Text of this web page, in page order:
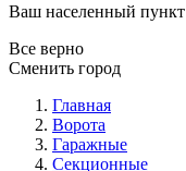
Ваш населенный пункт
Все верно
Сменить город
Главная
Ворота
Гаражные
Секционные